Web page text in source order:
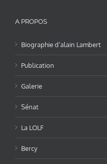
A PROPOS
Biographie d’alain Lambert
Publication
Galerie
Sénat
La LOLF
Bercy